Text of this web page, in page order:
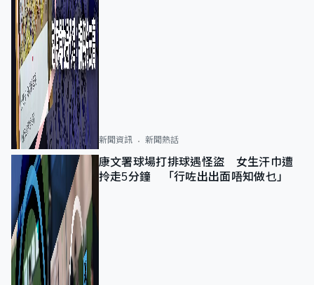
新聞資訊 新聞熱話
康文署球場打排球遇怪盜 女生汗巾遭
拎走5分鐘 「行咗出出面唔知做乜」